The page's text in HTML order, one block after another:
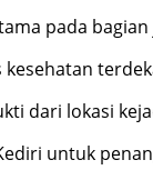
pada
dari lokasi
untuk